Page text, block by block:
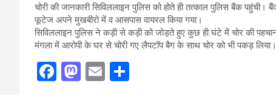
चोरी की जानकारी सिविललाइन पुलिस को होते ही तत्काल पुलिस बैंक
फूटेज अपने मुखबीरो में व आसपास वायरल किया गया।
सिविललाइन पुलिस ने कड़ी से कड़ी को जोड़ते हुए कुछ ही घंटे में चोर की
मंगला में आरोपी के घर से चोरी गए लैपटॉप बैग के साथ चोर को भी पकड़ लिया।
F
M E